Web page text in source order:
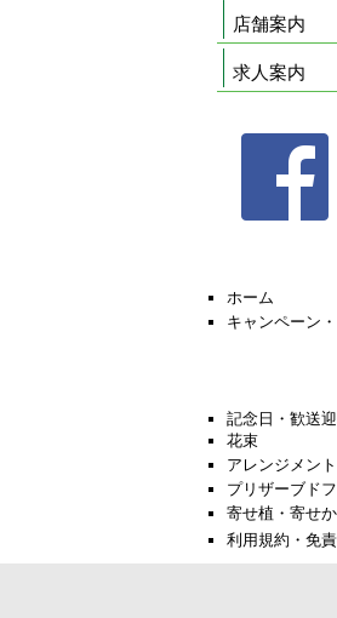
店舗案内
求人案内
ホーム
キャンペーン
記念日・歓送
花束
アレンジメント
プリザーブド
寄せ植・寄せ
利用規約・免